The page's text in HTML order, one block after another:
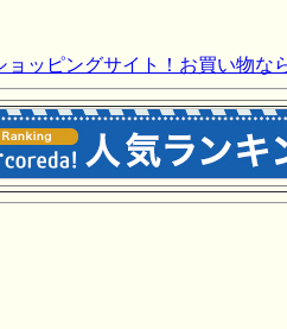
ョッピングサイト！お買い物な